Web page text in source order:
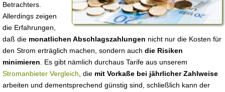
Betrachters.
Allerdings zeigen
die Erfahrungen,
daß die monatlichen Abschlagszahlungen nicht nur die Kosten für
den Strom erträglich machen, sondern auch die Risiken
minimieren . Es gibt nämlich durchaus Tarife aus unserem
Stromanbieter Vergleich , die mit Vorkaße bei jährlicher Zahlweise
arbeiten und dementsprechend günstig sind, schließlich kann der